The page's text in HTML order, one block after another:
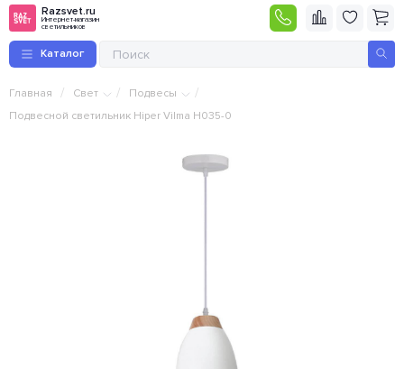
Razsvet.ru
Интернет-магазин
светильников
Каталог
Главная / Свет / Подвесы /
Подвесной светильник Hiper Vilma H035-0